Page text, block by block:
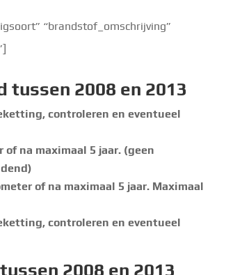
“brandstof_omschrijving”
tussen 2008 en 2013
controleren en eventueel
of na maximaal 5 jaar. (geen
of na maximaal 5 jaar. Maximaal
controleren en eventueel
2008 en 2013